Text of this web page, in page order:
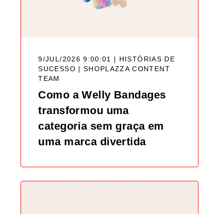
9/JUL/2026 9:00:01 | HISTÓRIAS DE
SUCESSO | SHOPLAZZA CONTENT
TEAM
Como a Welly Bandages
transformou uma
categoria sem graça em
uma marca divertida